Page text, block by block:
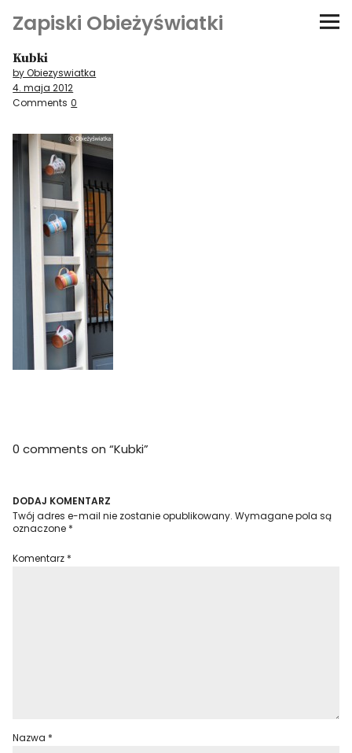
Zapiski Obieżyświatki
Podróże
Kultura i sztuka
Kątem oka
O-fiszki
Niezwyczajne ściany
Dom na kółkach
Kubki
by Obiezyswiatka
4. maja 2012
Comments 0
0 comments on “Kubki”
DODAJ KOMENTARZ
Twój adres e-mail nie zostanie opublikowany. Wymagane pola są
oznaczone *
Komentarz *
Nazwa *